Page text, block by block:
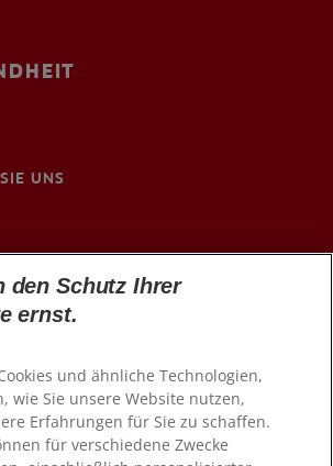
UNS
den Schutz Ihrer
ernst.
und ähnliche Technologien,
wie Sie unsere Website nutzen,
Erfahrungen für Sie zu schaffen.
für verschiedene Zwecke